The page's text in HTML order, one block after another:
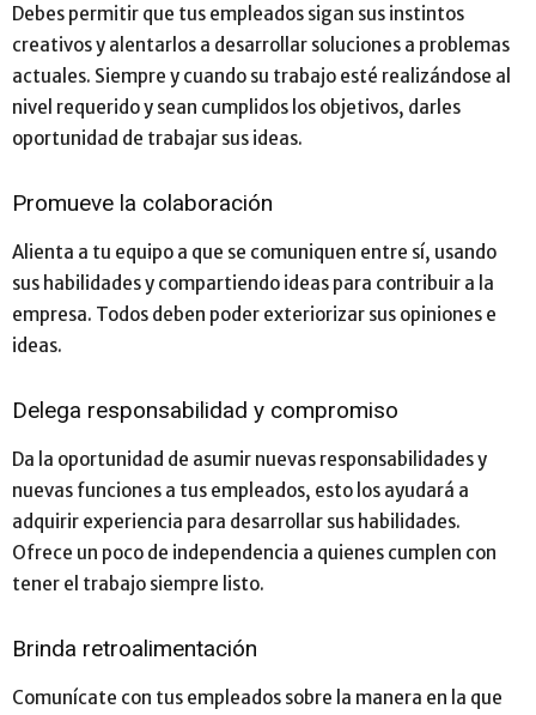
Debes permitir que tus empleados sigan sus instintos
creativos y alentarlos a desarrollar soluciones a problemas
actuales. Siempre y cuando su trabajo esté realizándose al
nivel requerido y sean cumplidos los objetivos, darles
oportunidad de trabajar sus ideas.
Promueve la colaboración
Alienta a tu equipo a que se comuniquen entre sí, usando
sus habilidades y compartiendo ideas para contribuir a la
empresa. Todos deben poder exteriorizar sus opiniones e
ideas.
Delega responsabilidad y compromiso
Da la oportunidad de asumir nuevas responsabilidades y
nuevas funciones a tus empleados, esto los ayudará a
adquirir experiencia para desarrollar sus habilidades.
Ofrece un poco de independencia a quienes cumplen con
tener el trabajo siempre listo.
Brinda retroalimentación
Comunícate con tus empleados sobre la manera en la que